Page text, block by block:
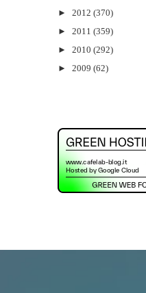
► 2012 (370)
► 2011 (359)
► 2010 (292)
► 2009 (62)